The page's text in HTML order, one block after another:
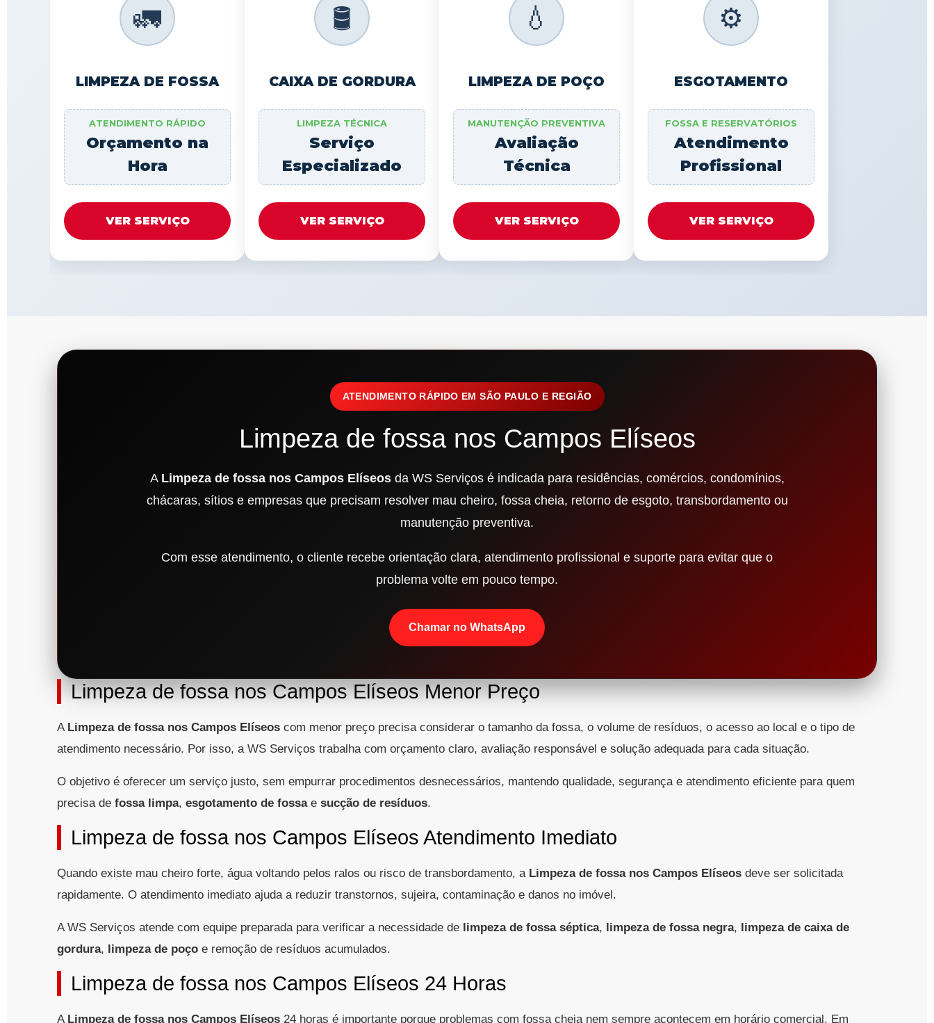
🚛
LIMPEZA DE FOSSA
ATENDIMENTO RÁPIDO
Orçamento na
Hora
VER SERVIÇO
🛢️
CAIXA DE GORDURA
LIMPEZA TÉCNICA
Serviço
Especializado
VER SERVIÇO
💧
LIMPEZA DE POÇO
MANUTENÇÃO PREVENTIVA
Avaliação
Técnica
VER SERVIÇO
⚙️
ESGOTAMENTO
FOSSA E RESERVATÓRIOS
Atendimento
Profissional
VER SERVIÇO
ATENDIMENTO RÁPIDO EM SÃO PAULO E REGIÃO
Limpeza de fossa nos Campos Elíseos
A Limpeza de fossa nos Campos Elíseosda WS Serviços é indicada para residências, comércios, condomínios,
chácaras, sítios e empresas que precisam resolver mau cheiro, fossa cheia, retorno de esgoto, transbordamento ou
manutenção preventiva.
Com esse atendimento, o cliente recebe orientação clara, atendimento profissional e suporte para evitar que o
problema volte em pouco tempo.
Chamar no WhatsApp
Limpeza de fossa nos Campos Elíseos Menor Preço
A Limpeza de fossa nos Campos Elíseos com menor preço precisa considerar o tamanho da fossa, o volume de resíduos, o acesso ao local e o tipo de
atendimento necessário. Por isso, a WS Serviços trabalha com orçamento claro, avaliação responsável e solução adequada para cada situação.
O objetivo é oferecer um serviço justo, sem empurrar procedimentos desnecessários, mantendo qualidade, segurança e atendimento eficiente para quem
precisa de fossa limpa, esgotamento de fossae sucção de resíduos.
Limpeza de fossa nos Campos Elíseos Atendimento Imediato
Quando existe mau cheiro forte, água voltando pelos ralos ou risco de transbordamento, a Limpeza de fossa nos Campos Elíseos deve ser solicitada
rapidamente. O atendimento imediato ajuda a reduzir transtornos, sujeira, contaminação e danos no imóvel.
A WS Serviços atende com equipe preparada para verificar a necessidade de limpeza de fossa séptica, limpeza de fossa negra,
limpeza de caixa de
gordura, limpeza de poço e remoção de resíduos acumulados.
Limpeza de fossa nos Campos Elíseos 24 Horas
A Limpeza de fossa nos Campos Elíseos 24 horas é importante porque problemas com fossa cheia nem sempre acontecem em horário comercial. Em